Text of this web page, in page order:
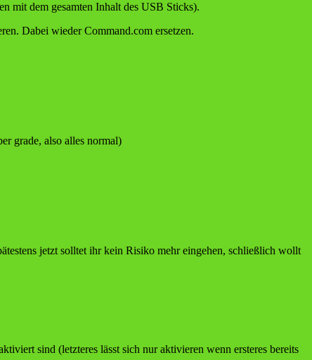
mit dem gesamten Inhalt des USB Sticks).
Dabei wieder Command.com ersetzen.
grade, also alles normal)
jetzt solltet ihr kein Risiko mehr eingehen, schließlich wollt
sind (letzteres lässt sich nur aktivieren wenn ersteres bereits